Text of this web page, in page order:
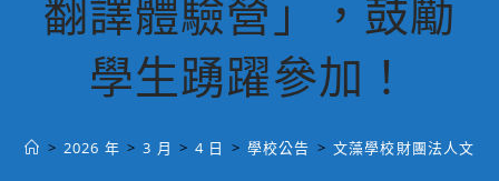
翻譯體驗營」，鼓勵
學生踴躍參加！
> 2026 年 > 3 月 > 4 日 > 學校公告 > 文藻學校財團法人文藻